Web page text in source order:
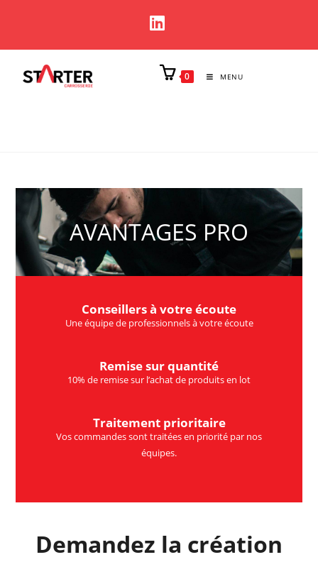
0 MENU
AVANTAGES PRO
Conseillers à votre écoute
Une équipe de professionnels à votre écoute
Remise sur quantité
10% de remise sur l’achat de produits en lot
Traitement prioritaire
Vos commandes sont traitées en priorité par nos
équipes.
Demandez la création